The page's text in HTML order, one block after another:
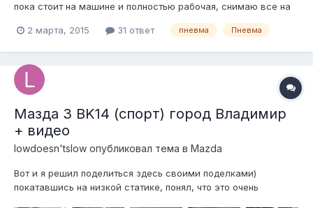
пока стоит на машине и полностью рабочая, снимаю все на
недели, причина продажи, продаю машину. В продаже: Комп
r24 с питанием кг6, пол года - 7.000 руб. Рес Камазовский с
aceoface,пол...
2 марта, 2015 31 ответ пневма Пневма
Мазда 3 BK14 (спорт) город Владимир
+ видео
lowdoesn'tslow опубликовал тема в Mazda
Вот и я решил поделиться здесь своими поделками)
покатавшись на низкой статике, понял, что это очень